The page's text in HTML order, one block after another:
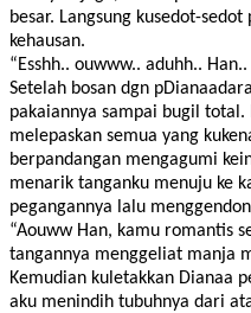
besar. Langsung kusedot-
kehausan.
“Esshh.. ouwww.. aduhh..
Setelah bosan dgn
pakaiannya sampai bugil
melepaskan semua yang
berpandangan mengagumi
menarik tanganku menuju ke
pegangannya lalu
“Aouww Han, kamu romantis
tangannya menggeliat manja
Kemudian kuletakkan Dianaa
aku menindih tubuhnya dari